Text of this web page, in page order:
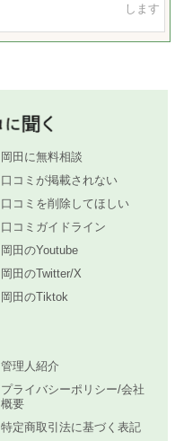
します
岡田に無料相談
口コミが掲載されない
口コミを削除してほしい
口コミガイドライン
岡田のYoutube
岡田のTwitter/X
岡田のTiktok
管理人紹介
プライバシーポリシー/会社
概要
特定商取引法に基づく表記